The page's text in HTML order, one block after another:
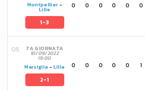
Montpellier -
Lille
1-3
0 0 0 0 0 0
7A GIORNATA
10/09/2022
19:00
Marsiglia - Lille
2-1
0 0 0 0 0 1